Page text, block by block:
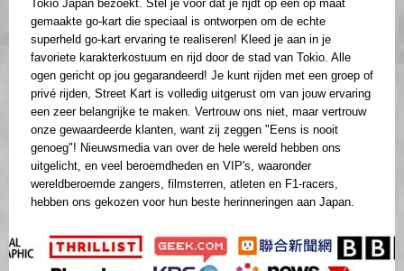
Tokio Japan bezoekt. Stel je voor dat je rijdt op een op maat
gemaakte go-kart die speciaal is ontworpen om de echte
superheld go-kart ervaring te realiseren! Kleed je aan in je
favoriete karakterkostuum en rijd door de stad van Tokio. Alle
ogen gericht op jou gegarandeerd! Je kunt rijden met een groep of
privé rijden, Street Kart is volledig uitgerust om van jouw ervaring
een zeer belangrijke te maken. Vertrouw ons niet, maar vertrouw
onze gewaardeerde klanten, want zij zeggen "Eens is nooit
genoeg"! Nieuwsmedia van over de hele wereld hebben ons
uitgelicht, en veel beroemdheden en VIP's, waaronder
wereldberoemde zangers, filmsterren, atleten en F1-racers,
hebben ons gekozen voor hun beste herinneringen aan Japan.